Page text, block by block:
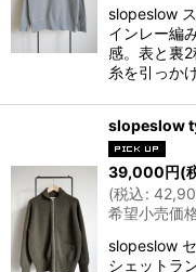
slopeslow
インレー編
感。表と裏
糸を引っか
slopeslow
39,000円(
(税込:
希望小売価
slopeslow
シェットラ